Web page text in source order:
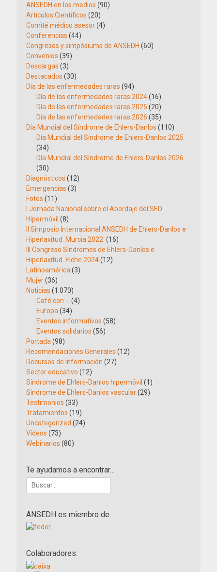
ANSEDH en los medios (90)
Artículos Científicos (20)
Comité médico asesor(4)
Conferencias (44)
Congresos y simpósiums de ANSEDH (60)
Convenios (39)
Descargas (3)
Destacados (30)
Día de las enfermedades raras (94)
Día de las enfermedades raras 2024(16)
Día de las enfermedades raras 2025 (20)
Día de las enfermedades raras 2026 (35)
Día Mundial del Síndrome de Ehlers-Danlos (110)
Día Mundial del Síndrome de Ehlers-Danlos 2025
(34)
Día Mundial del Síndrome de Ehlers-Danlos 2026
(30)
Diagnósticos (12)
Emergencias (3)
Fotos (11)
I Jornada Nacional sobre el Abordaje del SED
Hipermóvil (8)
II Simposio Internacional ANSEDH de Ehlers-Danlos e
Hiperlaxitud. Murcia 2022. (16)
III Congreso Síndromes de Ehlers-Danlos e
Hiperlaxitud. Elche 2024(12)
Latinoamérica (3)
Mujer(36)
Noticias (1.070)
Café con …
(4)
Europa (34)
Eventos informativos (58)
Eventos solidarios (56)
Portada (98)
Recomendaciones Generales (12)
Recursos de información (27)
Sector educativo (12)
Síndrome de Ehlers-Danlos hipermóvil (1)
Síndrome de Ehlers-Danlos vascular(29)
Testimonios (33)
Tratamientos (19)
Uncategorized (24)
Vídeos (73)
Webinarios (80)
Te ayudamos a encontrar…
Buscar:
ANSEDH es miembro de:
Colaboradores: